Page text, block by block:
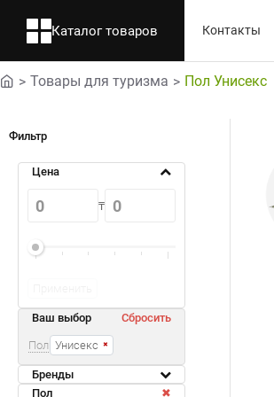
Каталог товаров Контакты
Товары для туризма Пол Унисекс
Фильтр
Цена
₸
Ваш выбор Сбросить
Пол Унисекс
Бренды
Пол